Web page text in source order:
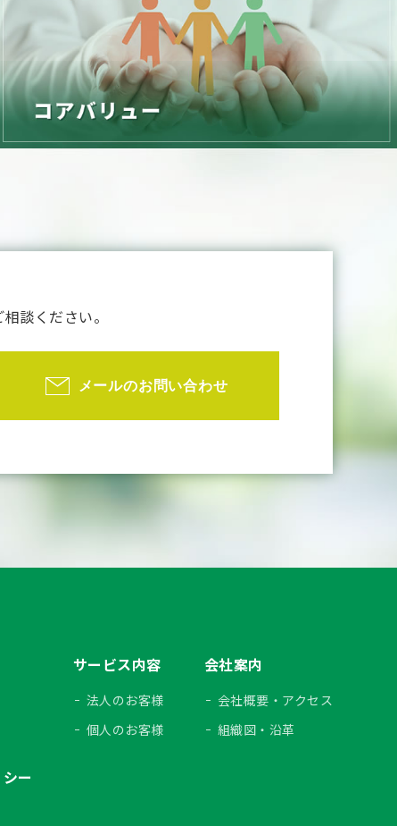
談ください。
メールのお問い合わせ
ー
サービス内容
法人のお客様
個人のお客様
会社案内
会社概要・アクセス
組織図・沿革